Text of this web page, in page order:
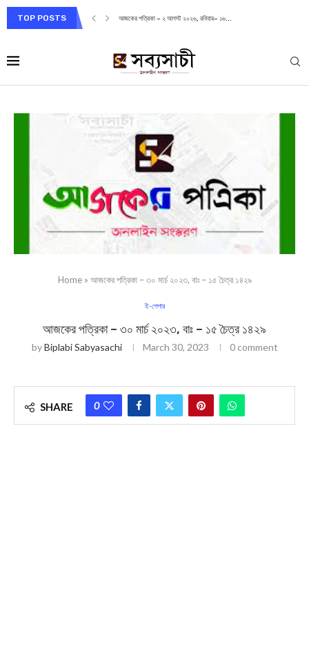
TOP POSTS আজকের পত্রিকা – ২ আগস্ট ২০২৬, রবিবার– ১৬...
Home» আজকের পত্রিকা – ৩০ মার্চ ২০২৩, বাঃ – ১৫ চৈত্র ১৪২৯
ই-পেপার
আজকের পত্রিকা – ৩০ মার্চ ২০২৩, বাঃ – ১৫ চৈত্র ১৪২৯
byBiplabi Sabyasachi March 30, 2023 0 comment
SHARE 0